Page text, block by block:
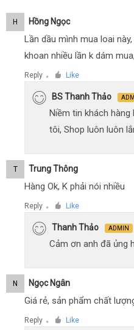
H Hồng Ngọc
Lần dầu mình mua loai
khoan nhiều lần k dám
Reply ● Like
BS Thanh Thảo
Niềm tin khách
tôi, Shop luôn luôn
T Trung Thông
Hàng Ok, K phải nói nhiều
Reply ● Like
Thanh Thảo ADMIN
Cảm ơn anh đã ủng
N Ngọc Ngân
Giá rẻ, sản phẩm chất
Reply ● Like